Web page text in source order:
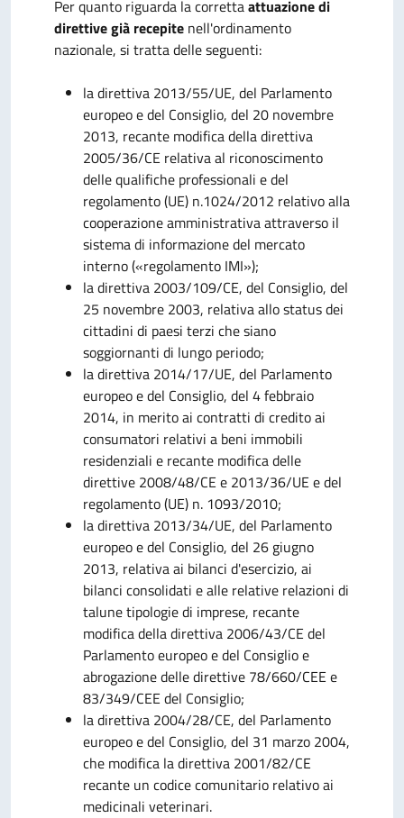
Per quanto riguarda la correttaattuazione di
direttive già recepite nell'ordinamento
nazionale, si tratta delle seguenti:
la direttiva 2013/55/UE, del Parlamento
europeo e del Consiglio, del 20 novembre
2013, recante modifica della direttiva
2005/36/CE relativa al riconoscimento
delle qualifiche professionali e del
regolamento (UE) n.1024/2012 relativo alla
cooperazione amministrativa attraverso il
sistema di informazione del mercato
interno («regolamento IMI»);
la direttiva 2003/109/CE, del Consiglio, del
25 novembre 2003, relativa allo status dei
cittadini di paesi terzi che siano
soggiornanti di lungo periodo;
la direttiva 2014/17/UE, del Parlamento
europeo e del Consiglio, del 4 febbraio
2014, in merito ai contratti di credito ai
consumatori relativi a beni immobili
residenziali e recante modifica delle
direttive 2008/48/CE e 2013/36/UE e del
regolamento (UE) n. 1093/2010;
la direttiva 2013/34/UE, del Parlamento
europeo e del Consiglio, del 26 giugno
2013, relativa ai bilanci d'esercizio, ai
bilanci consolidati e alle relative relazioni di
talune tipologie di imprese, recante
modifica della direttiva 2006/43/CE del
Parlamento europeo e del Consiglio e
abrogazione delle direttive 78/660/CEE e
83/349/CEE del Consiglio;
la direttiva 2004/28/CE, del Parlamento
europeo e del Consiglio, del 31 marzo 2004,
che modifica la direttiva 2001/82/CE
recante un codice comunitario relativo ai
medicinali veterinari.